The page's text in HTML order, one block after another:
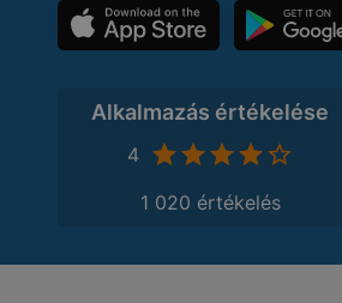
Alkalmazás értékelése
4
1 020 értékelés